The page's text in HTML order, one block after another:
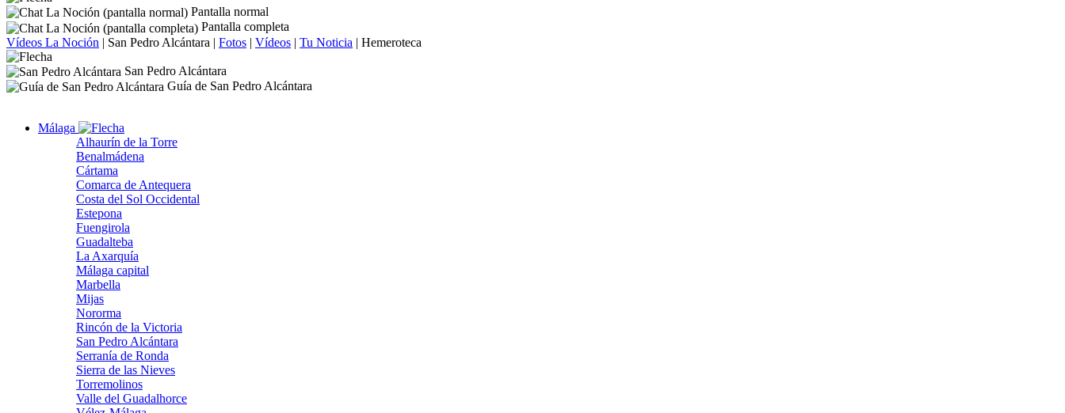
Pantalla normal
Pantalla completa
Vídeos La Noción | San Pedro Alcántara | Fotos | Vídeos | Tu Noticia | Hemeroteca
San Pedro Alcántara
Guía de San Pedro Alcántara
Málaga
Alhaurín de la Torre
Benalmádena
Cártama
Comarca de Antequera
Costa del Sol Occidental
Estepona
Fuengirola
Guadalteba
La Axarquía
Málaga capital
Marbella
Mijas
Nororma
Rincón de la Victoria
San Pedro Alcántara
Serranía de Ronda
Sierra de las Nieves
Torremolinos
Valle del Guadalhorce